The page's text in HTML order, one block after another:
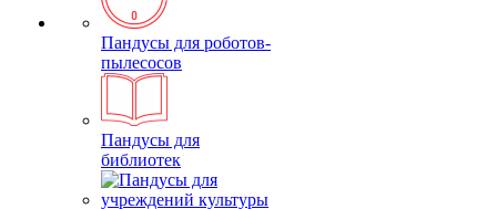
Пандусы для роботов-
пылесосов
Пандусы для
библиотек